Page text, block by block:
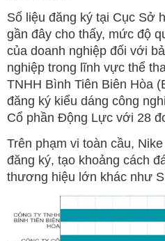
Số liệu đăng ký tại Cục Sở
gần đây cho thấy, mức độ
của doanh nghiệp đối với
nghiệp trong lĩnh vực thể
TNHH Bình Tiên Biên Hòa
đăng ký kiểu dáng công
Cổ phần Động Lực với 28
Trên phạm vi toàn cầu,
đăng ký, tạo khoảng cách
thương hiệu lớn khác như